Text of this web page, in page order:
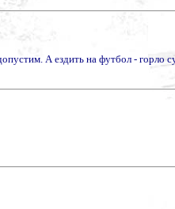
А ездить на футбол - горло